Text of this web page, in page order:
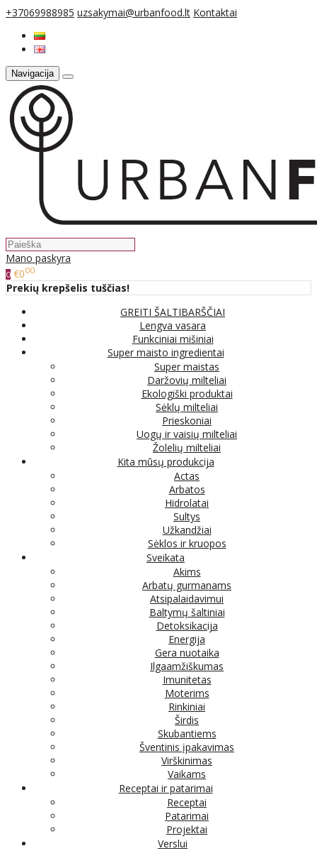
+37069988985 uzsakymai@urbanfood.lt Kontaktai
Navigacija
Mano paskyra
0 €000
Prekių krepšelis tuščias!
GREITI ŠALTIBARŠČIAI
Lengva vasara
Funkciniai mišiniai
Super maisto ingredientai
Super maistas
Daržovių milteliai
Ekologiški produktai
Sėklų milteliai
Prieskoniai
Uogų ir vaisių milteliai
Žolelių milteliai
Kita mūsų produkcija
Actas
Arbatos
Hidrolatai
Sultys
Užkandžiai
Sėklos ir kruopos
Sveikata
Akims
Arbatų gurmanams
Atsipalaidavimui
Baltymų šaltiniai
Detoksikacija
Energija
Gera nuotaika
Ilgaamžiškumas
Imunitetas
Moterims
Rinkiniai
Širdis
Skubantiems
Šventinis įpakavimas
Virškinimas
Vaikams
Receptai ir patarimai
Receptai
Patarimai
Projektai
Verslui